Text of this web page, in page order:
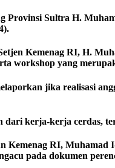
Sultra H.
Kemenag RI, H.
workshop yang
jika realisasi
kerja-kerja cerdas,
Kemenag RI,
pada dokumen